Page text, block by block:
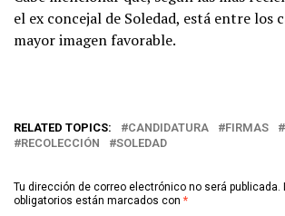
el ex concejal de Soledad, está entre los
mayor imagen favorable.
RELATED TOPICS: CANDIDATURA FIRMAS
RECOLECCIÓN
SOLEDAD
Tu dirección de correo electrónico no será publicada.
obligatorios están marcados con *